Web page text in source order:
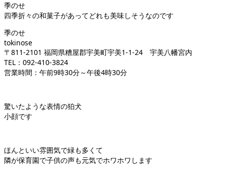
季のせ
四季折々の和菓子があってどれも美味しそうなのです
季のせ
tokinose
〒811-2101 福岡県糟屋郡宇美町宇美1-1-24 宇美八幡宮内
TEL：092-410-3824
営業時間：午前9時30分～午後4時30分
驚いたような表情の狛犬
小顔です
ほんといい雰囲気で緑も多くて
隣が保育園で子供の声も元気でホワホワします